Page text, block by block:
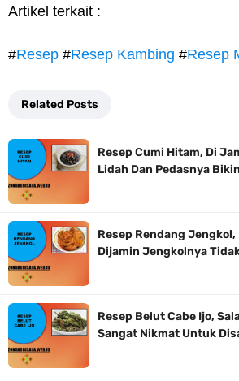
Artikel terkait :
#Resep #Resep Kambing #Resep
Related Posts
Resep Cumi Hitam, Di
Lidah Dan Pedasnya
Resep Rendang Jengkol,
Dijamin Jengkolnya
Resep Belut Cabe Ijo,
Sangat Nikmat Untuk